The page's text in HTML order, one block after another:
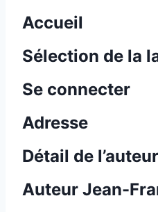
Accueil
Sélection de la
Se connecter
Adresse
Détail de l’auteur
Auteur Jean-